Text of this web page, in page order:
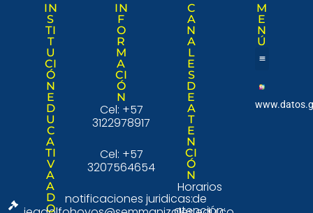
IN
S
TI
T
U
CI
Ó
N
E
D
U
C
A
TI
V
A
A
D
O
IN
F
O
R
M
A
CI
Ó
N
Cel: +57
3122978917
Cel: +57
3207564654
notificaciones juridicas:
C
A
N
A
L
E
S
D
E
A
T
E
N
CI
Ó
N
Horarios
de
M
E
N
Ú